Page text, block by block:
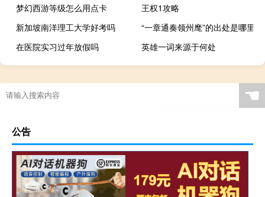
梦幻西游等级怎么用点卡
王权1攻略
新加坡南洋理工大学好考吗
“一章通奏领州麾”的出处是哪里
在医院实习过年放假吗
英雄一词来源于何处
☚
公告